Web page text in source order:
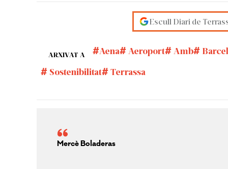
Escull Diari de
ARXIVAT A Aena Aeroport Amb
Sostenibilitat
Terrassa
Mercè Boladeras